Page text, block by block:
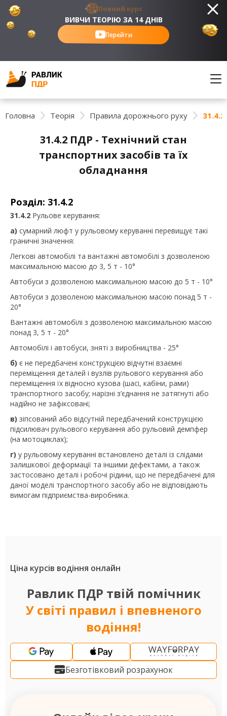
Повний курс
ВИВЧИ ТЕОРІЮ ЗА 14 ДНІВ
Перейти
Головна Теорія Правила дорожнього руху
31.4.2 ПДР - Технічний стан
транспортних засобів та їх
обладнання
Розділ: 31.4.2
31.4.2 Рульове керування:
а) сумарний люфт у рульовому керуванні перевищує такі
граничні значення:
Легкові автомобілі та вантажні автомобілі з дозволеною
максимальною масою до 3, 5 т - 10°
Автобуси з дозволеною максимальною масою до 5 т - 10°
Автобуси з дозволеною максимальною масою понад 5 т -
20°
Вантажні автомобілі з дозволеною максимальною масою
понад 3, 5 т - 20°
Автомобілі і автобуси, зняті з виробництва - 25°
б) є не передбачені конструкцією відчутні взаємні
переміщення деталей і вузлів рульового керування або
переміщення їх відносно кузова (шасі, кабіни, рами)
транспортного засобу; нарізні з’єднання не затягнуті або
надійно не зафіксовані;
в) зіпсований або відсутній передбачений конструкцією
підсилювач рульового керування або рульовий демпфер
(на мотоциклах);
г) у рульовому керуванні встановлено деталі із слідами
залишкової деформації та іншими дефектами, а також
застосовано деталі і робочі рідини, що не передбачені для
даної моделі транспортного засобу або не відповідають
вимогам підприємства-виробника.
Ціна курсів водіння онлайн
Равлик ПДР твій помічник
У світі правил і впевненого
водіння!
Безготівковий розрахунок